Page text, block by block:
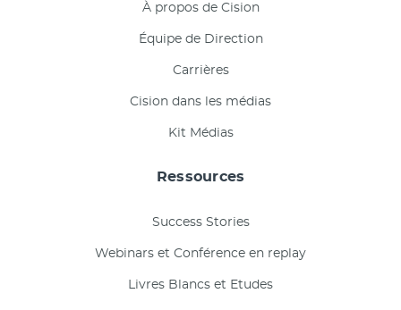
À propos de Cision
Équipe de Direction
Carrières
Cision dans les médias
Kit Médias
Ressources
Success Stories
Webinars et Conférence en replay
Livres Blancs et Etudes